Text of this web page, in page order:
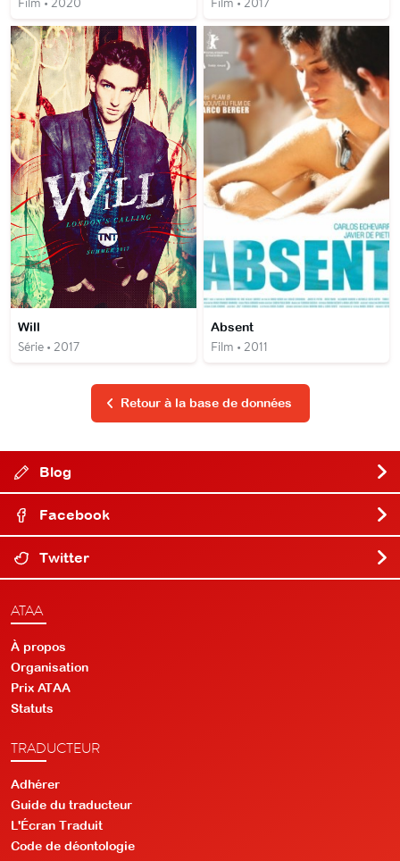
Will
Série • 2017
Absent
Film • 2011
Retour à la base de données
Blog
Facebook
Twitter
ATAA
À propos
Organisation
Prix ATAA
Statuts
TRADUCTEUR
Adhérer
Guide du traducteur
L'Écran Traduit
Code de déontologie